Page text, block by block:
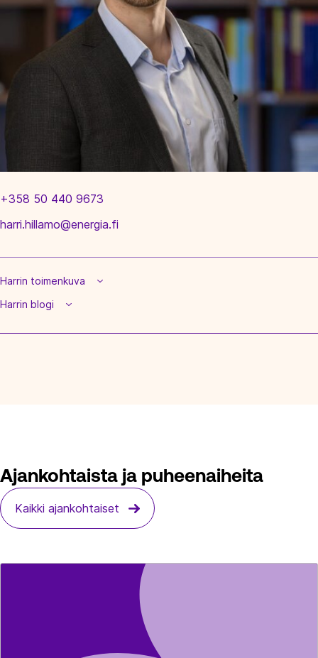
+358 50 440 9673
harri.hillamo@energia.fi
Harrin toimenkuva
Harrin blogi
Ajankohtaista ja puheenaiheita
Kaikki ajankohtaiset